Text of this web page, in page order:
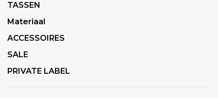
TASSEN
Materiaal
ACCESSOIRES
SALE
PRIVATE LABEL